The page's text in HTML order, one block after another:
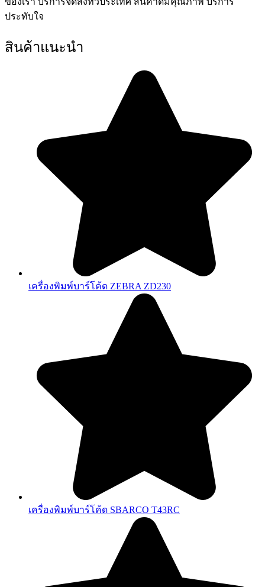
ประทับใจ
สินค้าแนะนำ
เครื่องพิมพ์บาร์โค้ด ZEBRA ZD230
เครื่องพิมพ์บาร์โค้ด SBARCO T43RC